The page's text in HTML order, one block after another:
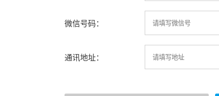
微信号码：
通讯地址：